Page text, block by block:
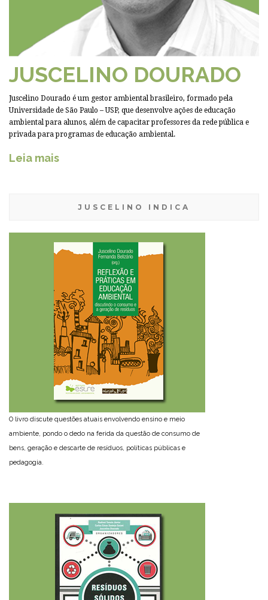
JUSCELINO DOURADO
Juscelino Dourado é um gestor ambiental brasileiro, formado pela
Universidade de São Paulo – USP, que desenvolve ações de educação
ambiental para alunos, além de capacitar professores da rede pública e
privada para programas de educação ambiental.
Leia mais
JUSCELINO INDICA
O livro discute questões atuais envolvendo ensino e meio
ambiente, pondo o dedo na ferida da questão de consumo de
bens, geração e descarte de resíduos, políticas públicas e
pedagogia.